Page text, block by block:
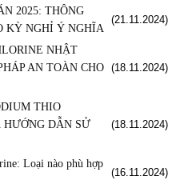
2025: THÔNG
KỲ NGHỈ Ý NGHĨA
(21.11.2024)
NHẬT
AN TOÀN CHO (18.11.2024)
THIO
HƯỚNG DẪN SỬ
(18.11.2024)
Loại nào phù hợp
(16.11.2024)